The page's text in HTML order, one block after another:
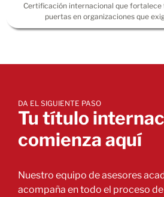
Certificación internacional que fortalece
puertas en organizaciones que
DA EL SIGUIENTE PASO
Tu título
comienza aquí
Nuestro equipo de asesores
acompaña en todo el proceso